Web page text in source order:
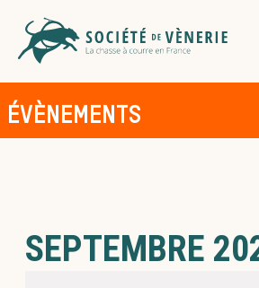
ÉVÈNEMENTS
SEPTEMBRE